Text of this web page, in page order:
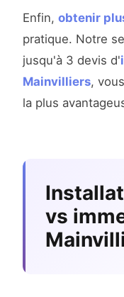
Enfin, obtenir
pratique. Notre
jusqu'à 3 devis d'
Mainvilliers,
la plus
vs